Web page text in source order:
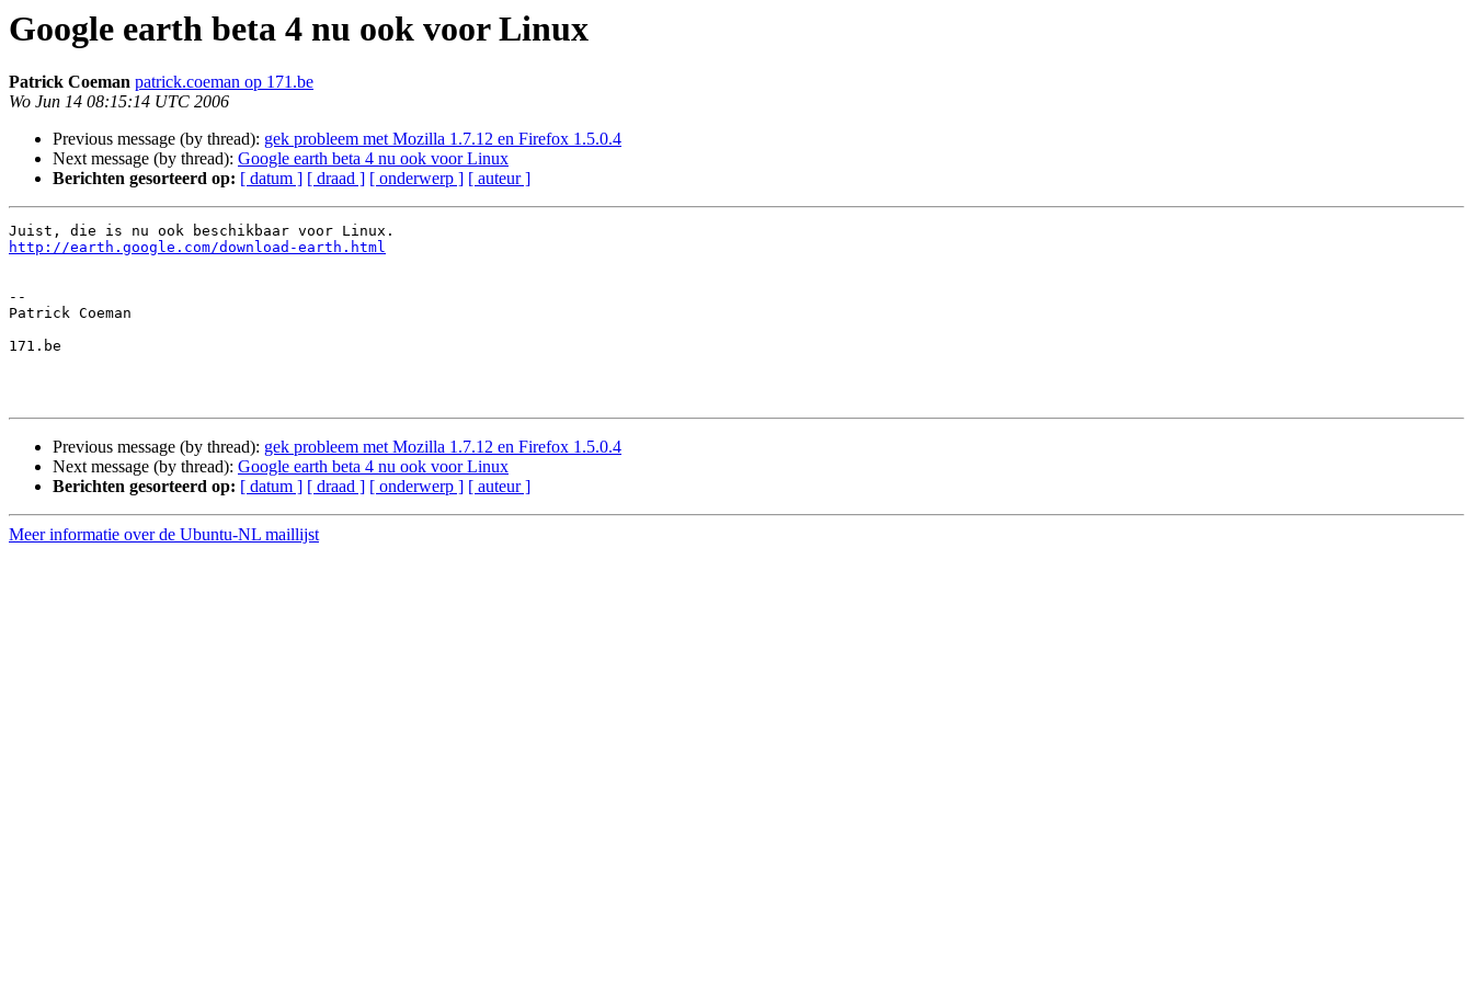
Google earth beta 4 nu ook voor Linux
Patrick Coeman patrick.coeman op 171.be
Wo Jun 14 08:15:14 UTC 2006
Previous message (by thread): gek probleem met Mozilla 1.7.12 en Firefox 1.5.0.4
Next message (by thread): Google earth beta 4 nu ook voor Linux
Berichten gesorteerd op: [ datum ] [ draad ] [ onderwerp ] [ auteur ]
http://earth.google.com/download-earth.html
--
Patrick Coeman
171.be
Previous message (by thread): gek probleem met Mozilla 1.7.12 en Firefox 1.5.0.4
Next message (by thread): Google earth beta 4 nu ook voor Linux
Berichten gesorteerd op: [ datum ] [ draad ] [ onderwerp ] [ auteur ]
Meer informatie over de Ubuntu-NL maillijst